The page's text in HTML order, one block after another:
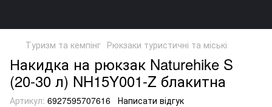
Туризм та кемпінг Рюкзаки туристичні та міські
Накидка на рюкзак Naturehike S
(20-30 л) NH15Y001-Z блакитна
Артикул: 6927595707616 Написати відгук